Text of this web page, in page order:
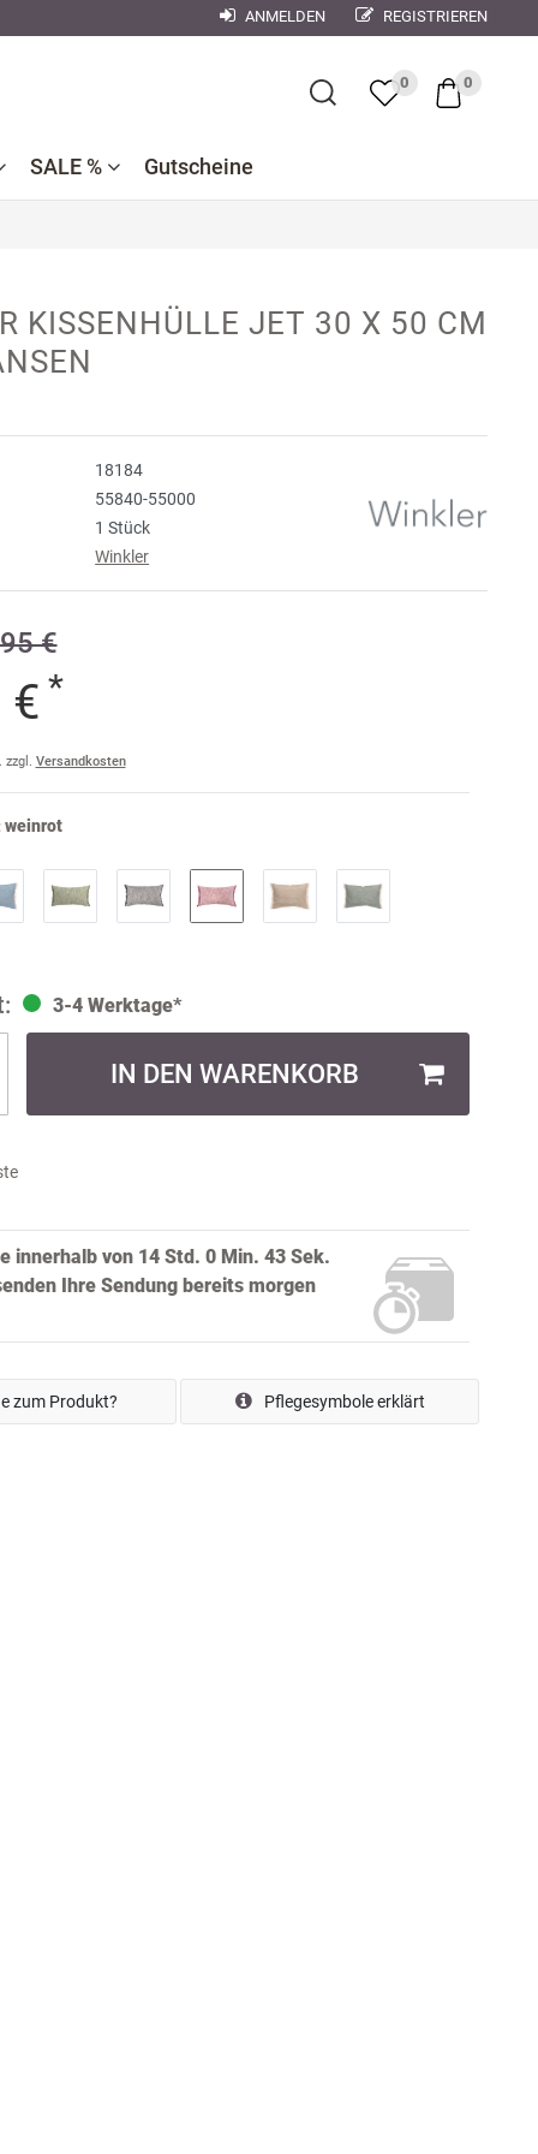
×
ANMELDEN REGISTRIEREN
SALE %
Badtextilien
Bettwäsche
Dekokissen
Gutscheine
0 0
KISSENHÜLLE JET 30 X 50 CM
18184
55840-55000
1 Stück
Winkler
€
€ *
zzgl. Versandkosten
weinrot
3-4 Werktage*
IN DEN WARENKORB
innerhalb von 14 Std. 0 Min. 42 Sek.
Ihre Sendung bereits morgen
zum Produkt? Pflegesymbole erklärt